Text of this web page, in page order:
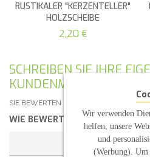
RUSTIKALER "KERZENTELLER"
HOLZSCHEIBE
2,20 €
SCHREIBEN SIE IHRE
KUNDENMEINUNG
SIE BEWERTEN DEN ARTIKEL:
WIE BEWERTEN SIE DIESEN
1 STERN 2
Wir verwenden
helfen, unsere
und
(Werbung). Um